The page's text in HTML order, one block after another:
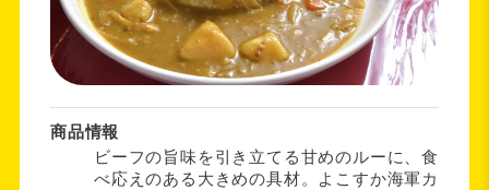
商品情報
ビーフの旨味を引き立てる甘めのルーに、食
べ応えのある大きめの具材。よこすか海軍カ